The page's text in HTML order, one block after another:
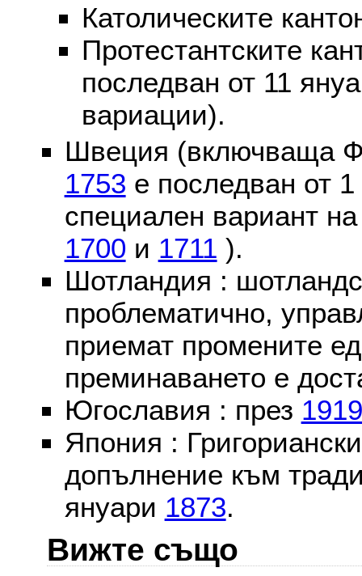
Католическите
Протестантските
последван от 11
вариации).
Швеция (включваща
1753 е последван от
специален вариант
1700 и 1711 ).
Шотландия :
проблематично,
приемат промените
преминаването е
Югославия : през 1919
Япония :
допълнение към
януари 1873.
Вижте също